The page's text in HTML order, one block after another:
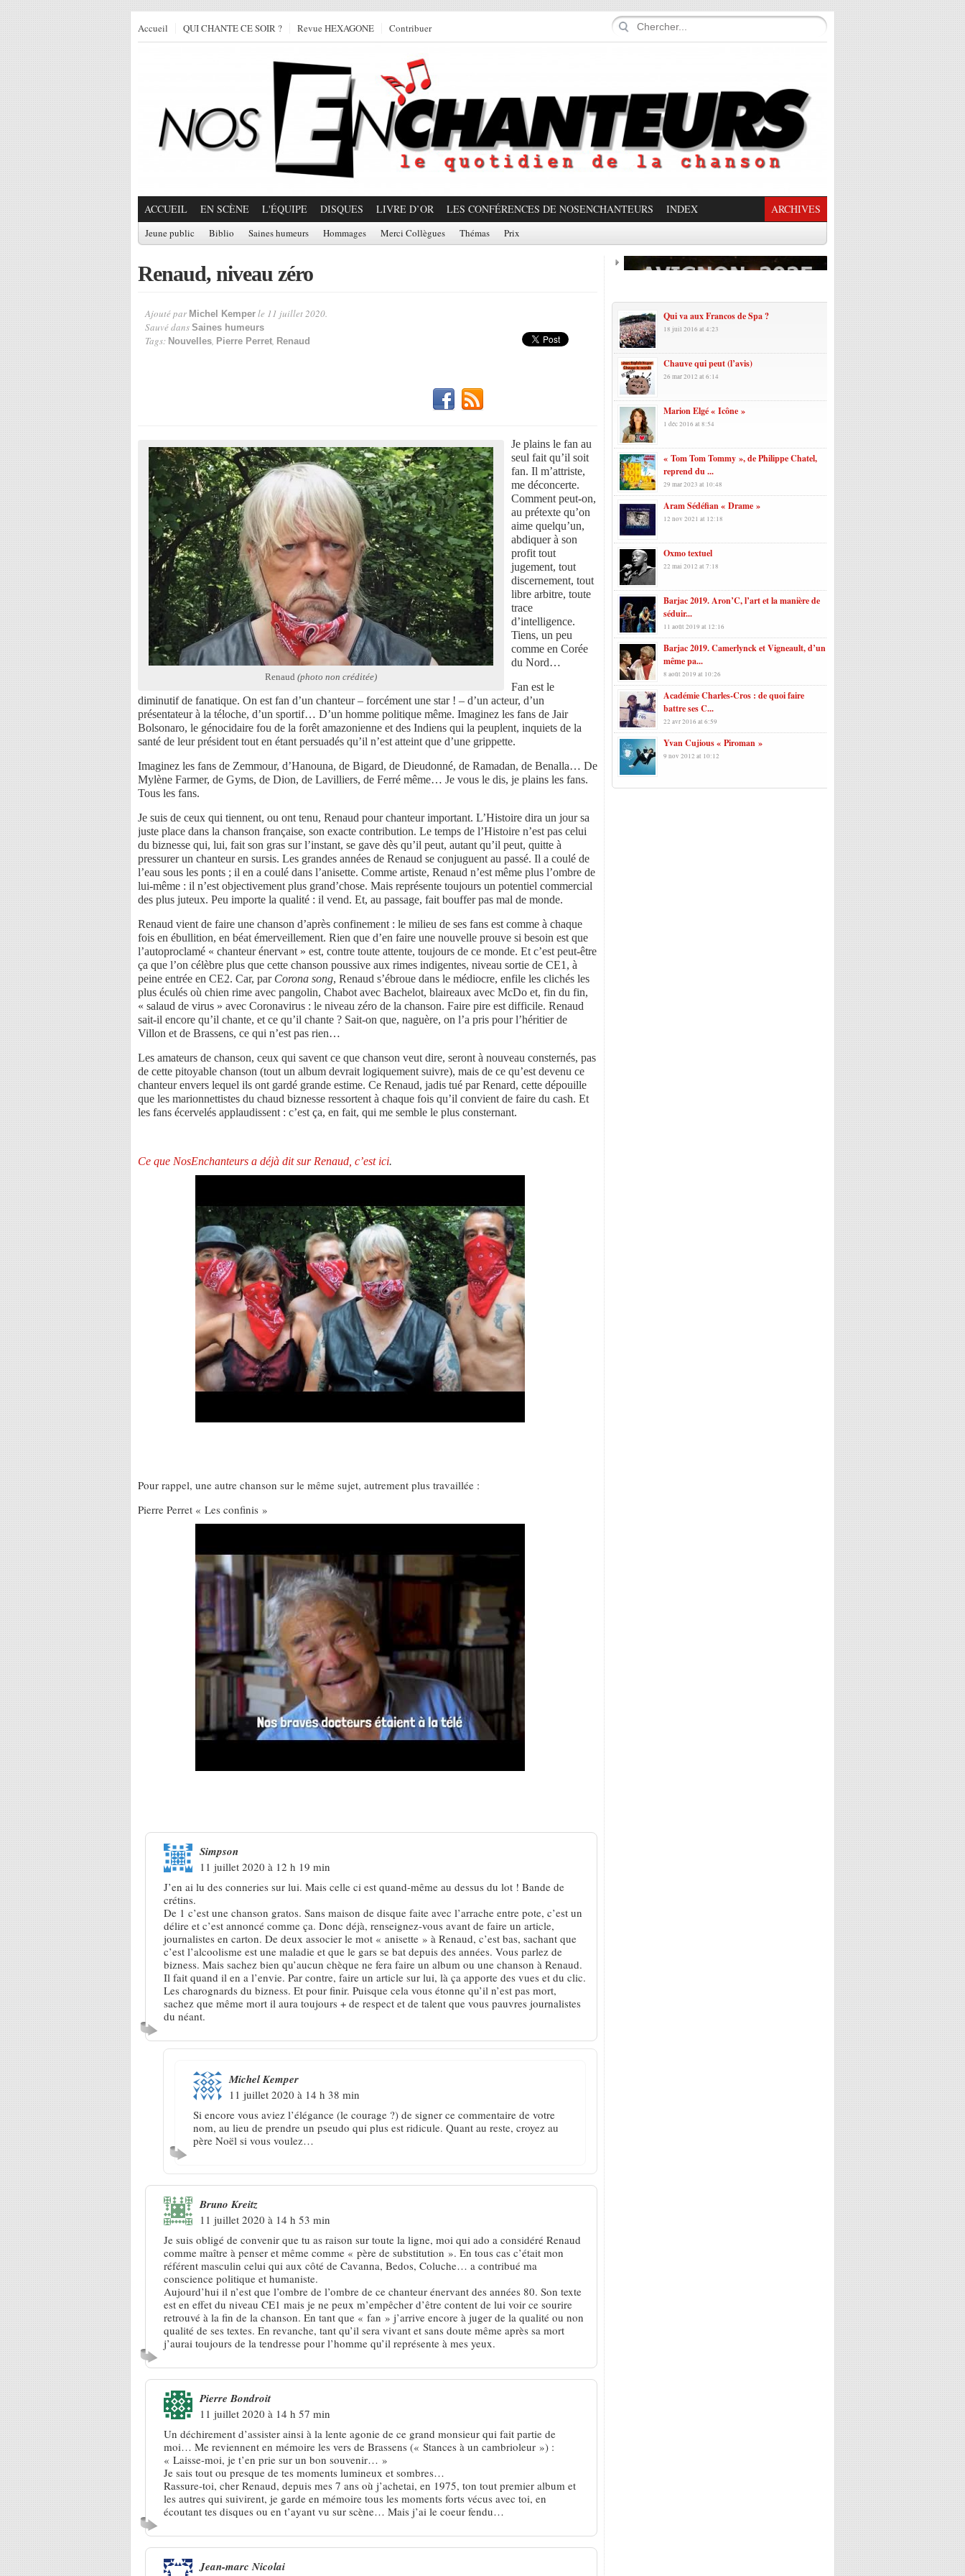
Accueil QUI CHANTE CE SOIR ? Revue HEXAGONE Contribuer
ACCUEIL EN SCÈNE L'ÉQUIPE DISQUES LIVRE D’OR LES CONFÉRENCES DE NOSENCHANTEURS INDEX ARCHIVES
Jeune public Biblio Saines humeurs Hommages Merci Collègues Thémas Prix
Renaud, niveau zéro
Ajouté par Michel Kemper le 11 juillet 2020.
Sauvé dans Saines humeurs
Tags: Nouvelles, Pierre Perret, Renaud
Renaud (photo non créditée)
Je plains le fan au
seul fait qu’il soit
fan. Il m’attriste,
me déconcerte.
Comment peut-on,
au prétexte qu’on
aime quelqu’un,
abdiquer à son
profit tout
jugement, tout
discernement, tout
libre arbitre, toute
trace
d’intelligence.
Tiens, un peu
comme en Corée
du Nord…
Fan est le
diminutif de fanatique. On est fan d’un chanteur – forcément une star ! – d’un acteur, d’un
présentateur à la téloche, d’un sportif… D’un homme politique même. Imaginez les fans de Jair
Bolsonaro, le génocidaire fou de la forêt amazonienne et des Indiens qui la peuplent, inquiets de la
santé de leur président tout en étant persuadés qu’il n’est atteint que d’une grippette.
Imaginez les fans de Zemmour, d’Hanouna, de Bigard, de Dieudonné, de Ramadan, de Benalla… De
Mylène Farmer, de Gyms, de Dion, de Lavilliers, de Ferré même… Je vous le dis, je plains les fans.
Tous les fans.
Je suis de ceux qui tiennent, ou ont tenu, Renaud pour chanteur important. L’Histoire dira un jour sa
juste place dans la chanson française, son exacte contribution. Le temps de l’Histoire n’est pas celui
du biznesse qui, lui, fait son gras sur l’instant, se gave dès qu’il peut, autant qu’il peut, quitte à
pressurer un chanteur en sursis. Les grandes années de Renaud se conjuguent au passé. Il a coulé de
l’eau sous les ponts ; il en a coulé dans l’anisette. Comme artiste, Renaud n’est même plus l’ombre de
lui-même : il n’est objectivement plus grand’chose. Mais représente toujours un potentiel commercial
des plus juteux. Peu importe la qualité : il vend. Et, au passage, fait bouffer pas mal de monde.
Renaud vient de faire une chanson d’après confinement : le milieu de ses fans est comme à chaque
fois en ébullition, en béat émerveillement. Rien que d’en faire une nouvelle prouve si besoin est que
l’autoproclamé « chanteur énervant » est, contre toute attente, toujours de ce monde. Et c’est peut-être
ça que l’on célèbre plus que cette chanson poussive aux rimes indigentes, niveau sortie de CE1, à
peine entrée en CE2. Car, par Corona song, Renaud s’ébroue dans le médiocre, enfile les clichés les
plus éculés où chien rime avec pangolin, Chabot avec Bachelot, blaireaux avec McDo et, fin du fin,
« salaud de virus » avec Coronavirus : le niveau zéro de la chanson. Faire pire est difficile. Renaud
sait-il encore qu’il chante, et ce qu’il chante ? Sait-on que, naguère, on l’a pris pour l’héritier de
Villon et de Brassens, ce qui n’est pas rien…
Les amateurs de chanson, ceux qui savent ce que chanson veut dire, seront à nouveau consternés, pas
de cette pitoyable chanson (tout un album devrait logiquement suivre), mais de ce qu’est devenu ce
chanteur envers lequel ils ont gardé grande estime. Ce Renaud, jadis tué par Renard, cette dépouille
que les marionnettistes du chaud biznesse ressortent à chaque fois qu’il convient de faire du cash. Et
les fans écervelés applaudissent : c’est ça, en fait, qui me semble le plus consternant.
Ce que NosEnchanteurs a déjà dit sur Renaud, c’est ici.
Pour rappel, une autre chanson sur le même sujet, autrement plus travaillée :
Pierre Perret « Les confinis »
Simpson
11 juillet 2020 à 12 h 19 min
J’en ai lu des conneries sur lui. Mais celle ci est quand-même au dessus du lot ! Bande de
crétins.
De 1 c’est une chanson gratos. Sans maison de disque faite avec l’arrache entre pote, c’est un
délire et c’est annoncé comme ça. Donc déjà, renseignez-vous avant de faire un article,
journalistes en carton. De deux associer le mot « anisette » à Renaud, c’est bas, sachant que
c’est l’alcoolisme est une maladie et que le gars se bat depuis des années. Vous parlez de
bizness. Mais sachez bien qu’aucun chèque ne fera faire un album ou une chanson à Renaud.
Il fait quand il en a l’envie. Par contre, faire un article sur lui, là ça apporte des vues et du clic.
Les charognards du bizness. Et pour finir. Puisque cela vous étonne qu’il n’est pas mort,
sachez que même mort il aura toujours + de respect et de talent que vous pauvres journalistes
du néant.
Michel Kemper
11 juillet 2020 à 14 h 38 min
Si encore vous aviez l’élégance (le courage ?) de signer ce commentaire de votre
nom, au lieu de prendre un pseudo qui plus est ridicule. Quant au reste, croyez au
père Noël si vous voulez…
Bruno Kreitz
11 juillet 2020 à 14 h 53 min
Je suis obligé de convenir que tu as raison sur toute la ligne, moi qui ado a considéré Renaud
comme maître à penser et même comme « père de substitution ». En tous cas c’était mon
référent masculin celui qui aux côté de Cavanna, Bedos, Coluche… a contribué ma
conscience politique et humaniste.
Aujourd’hui il n’est que l’ombre de l’ombre de ce chanteur énervant des années 80. Son texte
est en effet du niveau CE1 mais je ne peux m’empêcher d’être content de lui voir ce sourire
retrouvé à la fin de la chanson. En tant que « fan » j’arrive encore à juger de la qualité ou non
qualité de ses textes. En revanche, tant qu’il sera vivant et sans doute même après sa mort
j’aurai toujours de la tendresse pour l’homme qu’il représente à mes yeux.
Pierre Bondroit
11 juillet 2020 à 14 h 57 min
Un déchirement d’assister ainsi à la lente agonie de ce grand monsieur qui fait partie de
moi… Me reviennent en mémoire les vers de Brassens (« Stances à un cambrioleur ») :
« Laisse-moi, je t’en prie sur un bon souvenir… »
Je sais tout ou presque de tes moments lumineux et sombres…
Rassure-toi, cher Renaud, depuis mes 7 ans où j’achetai, en 1975, ton tout premier album et
les autres qui suivirent, je garde en mémoire tous les moments forts vécus avec toi, en
écoutant tes disques ou en t’ayant vu sur scène… Mais j’ai le coeur fendu…
Jean-marc Nicolai
Qui va aux Francos de Spa ?
18 juil 2016 at 4:23
Chauve qui peut (l’avis)
26 mar 2012 at 6:14
Marion Elgé « Icône »
1 déc 2016 at 8:54
« Tom Tom Tommy », de Philippe Chatel,
reprend du ...
29 mar 2023 at 10:48
Aram Sédéfian « Drame »
12 nov 2021 at 12:18
Oxmo textuel
22 mai 2012 at 7:18
Barjac 2019. Aron’C, l’art et la manière de
séduir...
11 août 2019 at 12:16
Barjac 2019. Camerlynck et Vigneault, d’un
même pa...
8 août 2019 at 10:26
Académie Charles-Cros : de quoi faire
battre ses C...
22 avr 2016 at 6:59
Yvan Cujious « Piroman »
9 nov 2012 at 10:12